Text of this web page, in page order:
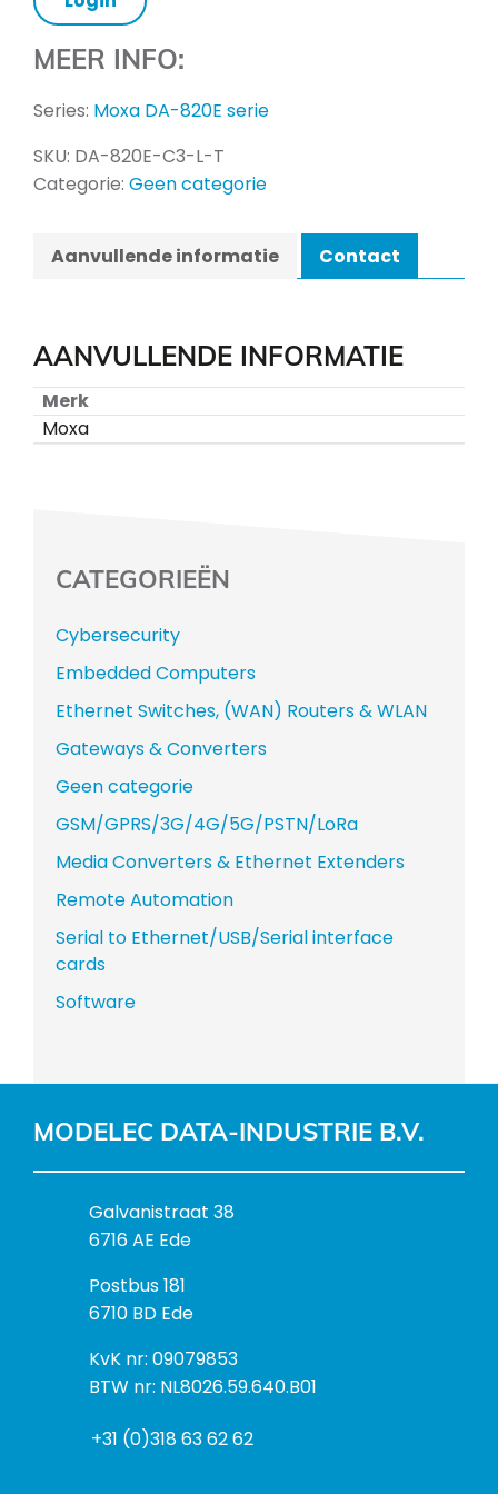
MEER INFO:
Series: Moxa DA-820E serie
SKU: DA-820E-C3-L-T
Categorie: Geen categorie
Aanvullende informatie Contact
AANVULLENDE INFORMATIE
Merk
Moxa
CATEGORIEËN
Cybersecurity
Embedded Computers
Ethernet Switches, (WAN) Routers & WLAN
Gateways & Converters
Geen categorie
GSM/GPRS/3G/4G/5G/PSTN/LoRa
Media Converters & Ethernet Extenders
Remote Automation
Serial to Ethernet/USB/Serial interface
cards
Software
MODELEC DATA-INDUSTRIE B.V.
B
e
o
e
k
a
r
Galvanistraat 38
6716 AE Ede
P
o
t
a
Postbus 181
6710 BD Ede
I
n
o
KvK nr: 09079853
BTW nr: NL8026.59.640.B01
+31 (0)318 63 62 62